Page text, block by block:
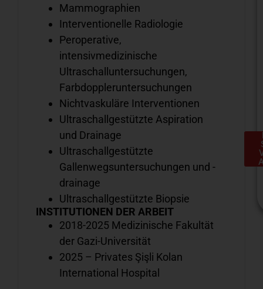
Mammographien
Interventionelle Radiologie
Peroperative,
intensivmedizinische
Ultraschalluntersuchungen,
Farbdoppleruntersuchungen
Nichtvaskuläre Interventionen
Ultraschallgestützte Aspiration
und Drainage
Ultraschallgestützte
Gallenwegsuntersuchungen und -
drainage
Ultraschallgestützte Biopsie
INSTITUTIONEN DER ARBEIT
2018-2025 Medizinische Fakultät
der Gazi-Universität
2025 – Privates Şişli Kolan
International Hospital